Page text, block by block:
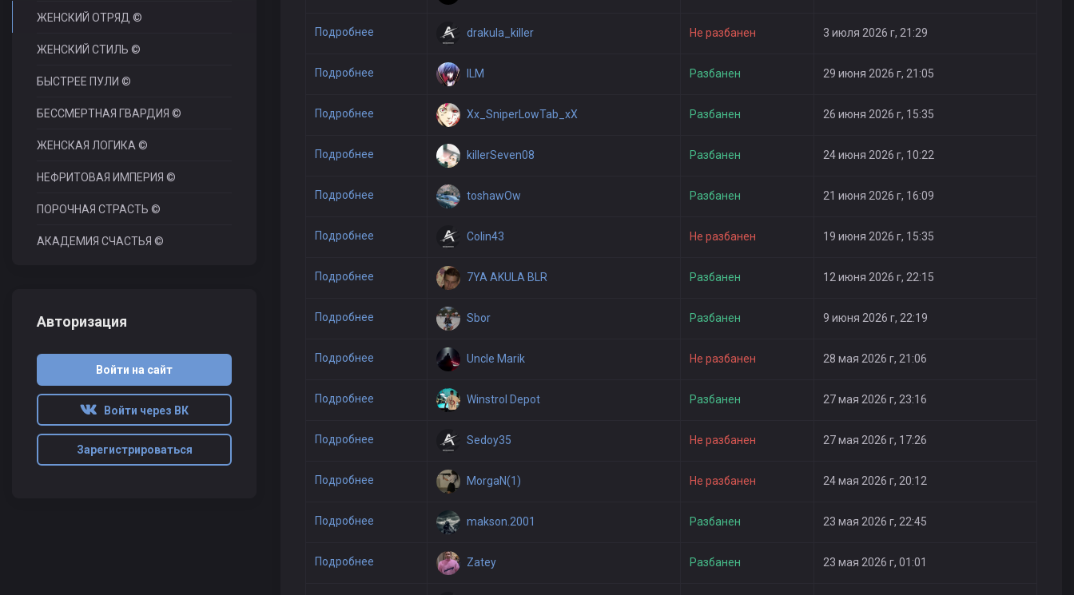
Подробнее drakula_killer Не разбанен 3 июля 2026 г, 21:29
Подробнее ILM Разбанен 29 июня 2026 г, 21:05
Подробнее Xx_SniperLowTab_xX Разбанен 26 июня 2026 г, 15:35
Подробнее killerSeven08 Разбанен 24 июня 2026 г, 10:22
Подробнее toshawOw Разбанен 21 июня 2026 г, 16:09
Подробнее Colin43 Не разбанен 19 июня 2026 г, 15:35
Подробнее 7YA AKULA BLR Разбанен 12 июня 2026 г, 22:15
Подробнее Sbor Разбанен 9 июня 2026 г, 22:19
Подробнее Uncle Marik Не разбанен 28 мая 2026 г, 21:06
Подробнее Winstrol Depot Разбанен 27 мая 2026 г, 23:16
Подробнее Sedoy35 Не разбанен 27 мая 2026 г, 17:26
Подробнее MorgaN(1) Не разбанен 24 мая 2026 г, 20:12
Подробнее makson.2001 Разбанен 23 мая 2026 г, 22:45
Подробнее Zatey Разбанен 23 мая 2026 г, 01:01
ЖЕНСКИЙ ОТРЯД ©
ЖЕНСКИЙ СТИЛЬ ©
БЫСТРЕЕ ПУЛИ ©
БЕССМЕРТНАЯ ГВАРДИЯ ©
ЖЕНСКАЯ ЛОГИКА ©
НЕФРИТОВАЯ ИМПЕРИЯ ©
ПОРОЧНАЯ СТРАСТЬ ©
АКАДЕМИЯ СЧАСТЬЯ ©
Авторизация
Войти на сайт
Войти через ВК
Зарегистрироваться